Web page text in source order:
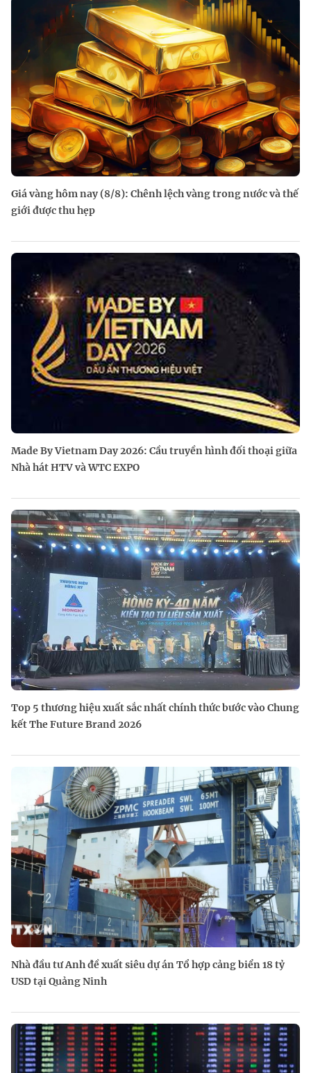
Giá vàng hôm nay (8/8): Chênh lệch vàng trong nước và thế
giới được thu hẹp
Made By Vietnam Day 2026: Cầu truyền hình đối thoại giữa
Nhà hát HTV và WTC EXPO
Top 5 thương hiệu xuất sắc nhất chính thức bước vào Chung
kết The Future Brand 2026
Nhà đầu tư Anh đề xuất siêu dự án Tổ hợp cảng biển 18 tỷ
USD tại Quảng Ninh